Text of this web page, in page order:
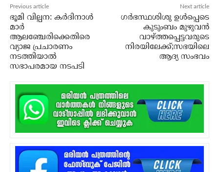
Previous article
ഭൂമി വില്പന: കര്‍ദിനാള്‍
മാര്‍
ആലഞ്ചേരിക്കെതിരെ
വ്യാജ പ്രചാരണം
നടത്തിയാല്‍
സഭാപരമായ നടപടി
Next article
ഗര്‍ഭസ്ഥശിശു ഉള്‍പ്പെടെ
കുടുംബം മുഴുവന്‍
വാഴ്ത്തപ്പെട്ടവരുടെ
നിരയിലേക്ക്;സഭയിലെ
ആദ്യ സംഭവം